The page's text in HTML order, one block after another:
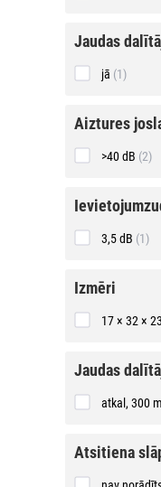
jaudas
dalītājs
jaudas
jā (1)
aiztures
joslas
pavājināšana
aiztures
>40 dB (2)
3,5 dB (1)
izmēri
izmēri
17 × 32 ×
jaudas
dalītājs
jaudas
atkal, 300
atsitiena
slāpēšana
pie ieejas
atsitiena